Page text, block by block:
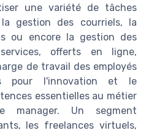
une variété de tâches
gestion des courriels, la
ou encore la gestion des
offerts en ligne,
de travail des employés
pour l'innovation et le
essentielles au métier
manager. Un segment
les freelances virtuels,